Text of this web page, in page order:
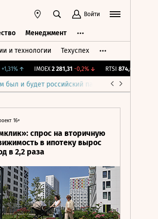
Войти
Менеджмент
и технологии Техуспех
↑ IMOEX 2 281,31 -0,2%↓ RTSI 874,64 -1,12%
был и будет российский парламент
16+
спрос на вторичную
в ипотеку вырос
в 2,2 раза